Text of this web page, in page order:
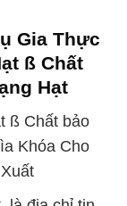
Gia Thực
ß Chất
Hạt
ß Chất bảo
Khóa Cho